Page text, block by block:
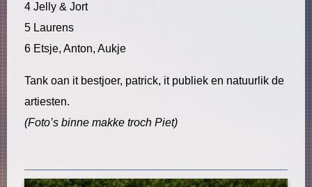
4 Jelly & Jort
5 Laurens
6 Etsje, Anton, Aukje
Tank oan it bestjoer, patrick, it publiek en natuurlik de
artiesten.
(Foto’s binne makke troch Piet)